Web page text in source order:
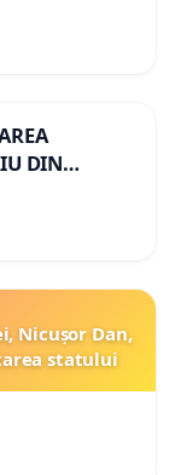
DIN
Nicușor Dan,
statului